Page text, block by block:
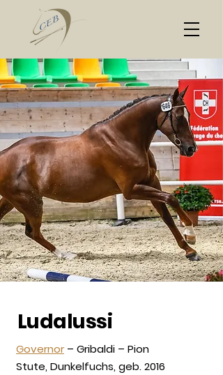
Ludalussi
Governor– Gribaldi – Pion
Stute, Dunkelfuchs, geb. 2016